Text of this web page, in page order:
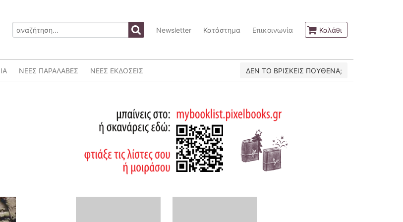
Newsletter Κατάστημα Επικοινωνία Καλάθι
ΝΕΕΣ ΠΑΡΑΛΑΒΕΣ ΝΕΕΣ ΕΚΔΟΣΕΙΣ ΔΕΝ ΤΟ ΒΡΙΣΚΕΙΣ ΠΟΥΘΕΝΑ;